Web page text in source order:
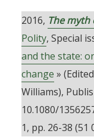
2016, The
Polity, Special
and the state:
change »
Williams),
10.1080/
1, pp. 26-38 (51